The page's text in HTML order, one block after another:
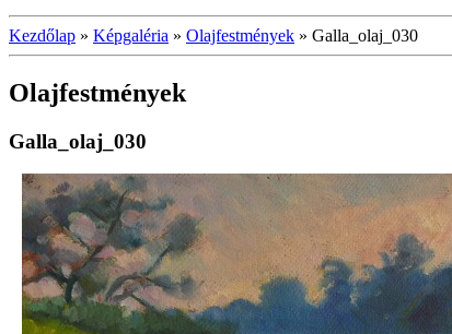
Kezdőlap » Képgaléria » Olajfestmények » Galla_olaj_030
Olajfestmények
Galla_olaj_030